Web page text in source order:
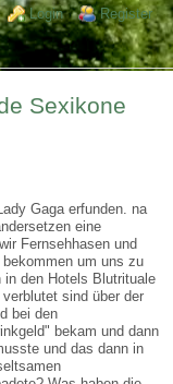
Login links
Login Register
Sexikone
Gaga erfunden. na
eine
Fernsehhasen und
um uns zu
den Hotels Blutrituale
sind über der
bei den
bekam und dann
und das dann in